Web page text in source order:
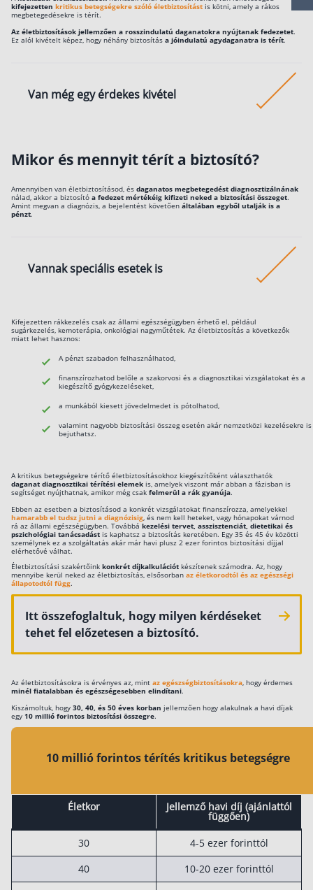
Kockázati életbiztosítás 🛡
Megtakarítással kombinált életbiztosítás
Egészségbiztosítás cégeknek
Egészségpénztár – Spórolj évi akár 150 ezer
Befektetés
Állampapír
Legjobb befektetés
Részvény vásárlás
Befektetési alapok
ETF
Gyermek megtakarítás
Babakötvény kisokos 👶
Hitel
Vállalkozói hitel
Szabad felhasználású hitel
Hitelkiváltás
Babaváró hitel
Lakásbiztosítás útmutató – Hogyan válassz?
Lakásbiztosítás: válaszok az 50 leggyakoribb
A rákos megbetegedések aránya nálunk az egyik
legmagasabb az unióban.
kifejezetten kritikus betegségekre szóló életbiztosítást is kötni, amely a rákos
megbetegedésekre is térít.
Az életbiztosítások jellemzően a rosszindulatú daganatokra nyújtanak fedezetet.
Ez alól kivételt képez, hogy néhány biztosítás a jóindulatú agydaganatra is térít.
Van még egy érdekes kivétel
kockázatvállalása kiterjed az olyan rákfajtára is (in
carcinoma), amely csak azokat a sejteket érinti,
ahonnan a rák kiindul
, de nem terjed át a környező
szövetekre.
Mikor és mennyit térít a biztosító?
Amennyiben van életbiztosításod, és daganatos megbetegedést diagnosztizálnának
nálad, akkor a biztosító a fedezet mértékéig kifizeti neked a biztosítási összeget.
Amint megvan a diagnózis, a bejelentést követően általában egyből utalják is a
pénzt.
Vannak speciális esetek is
életveszélyes állapotok és beavatkozások esetén a
biztosító 7 napos túlélési periódus után térít.
tudják azt is, hogy vannak olyan, csak halálesetre
kockázati életbiztosítások, amelyek a
lévő betegeknek még a haláleset bekövetkezése
kiutalhatják a pénzt.
Kifejezetten rákkezelés csak az állami egészségügyben érhető el, például
sugárkezelés, kemoterápia, onkológiai nagyműtétek. Az életbiztosítás a következők
miatt lehet hasznos:
A pénzt szabadon felhasználhatod,
finanszírozhatod belőle a szakorvosi és a diagnosztikai vizsgálatokat és a
kiegészítő gyógykezeléseket,
a munkából kiesett jövedelmedet is pótolhatod,
valamint nagyobb biztosítási összeg esetén akár nemzetközi kezelésekre is
bejuthatsz.
A kritikus betegségekre térítő életbiztosításokhoz kiegészítőként választhatók
daganat diagnosztikai térítési elemek is, amelyek viszont már abban a fázisban is
segítséget nyújthatnak, amikor még csak felmerül a rák gyanúja.
Ebben az esetben a biztosításod a konkrét vizsgálatokat finanszírozza, amelyekkel
hamarabb el tudsz jutni a diagnózisig, és nem kell heteket, vagy hónapokat várnod
rá az állami egészségügyben. Továbbá kezelési tervet, asszisztenciát, dietetikai és
pszichológiai tanácsadást is kaphatsz a biztosítás keretében. Egy 35 és 45 év közötti
személynek ez a szolgáltatás akár már havi plusz 2 ezer forintos biztosítási díjjal
elérhetővé válhat.
Életbiztosítási szakértőink konkrét díjkalkulációt készítenek számodra. Az, hogy
mennyibe kerül neked az életbiztosítás, elsősorban az életkorodtól és az egészségi
állapotodtól függ.
Itt összefoglaltuk, hogy milyen kérdéseket
tehet fel előzetesen a biztosító.
Az életbiztosításokra is érvényes az, mint az egészségbiztosításokra, hogy érdemes
minél fiatalabban és egészségesebben elindítani.
Kiszámoltuk, hogy 30, 40, és 50 éves korban jellemzően hogy alakulnak a havi díjak
egy 10 millió forintos biztosítási összegre.
10 millió forintos térítés kritikus betegségre
Életkor Jellemző havi díj (ajánlattól
függően)
30
4-5 ezer forinttól
40
10-20 ezer forinttól